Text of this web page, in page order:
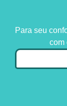
Para seu
com